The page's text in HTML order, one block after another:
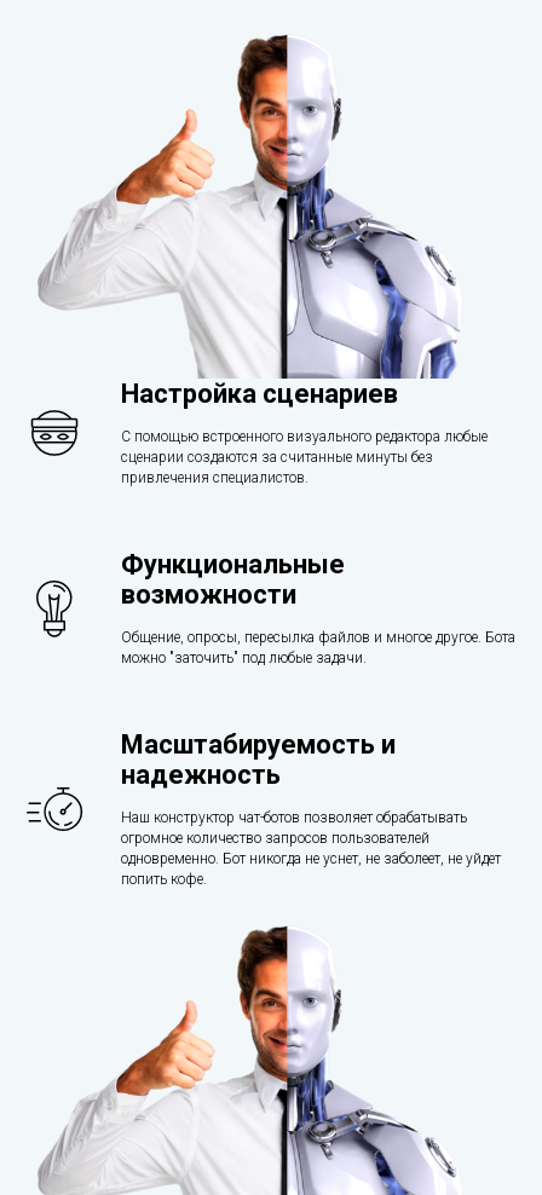
Настройка сценариев
С помощью встроенного визуального редактора любые
сценарии создаются за считанные минуты без
привлечения специалистов.
Функциональные
возможности
Общение, опросы, пересылка файлов и многое другое. Бота
можно "заточить" под любые задачи.
Масштабируемость и
надежность
Наш конструктор чат-ботов позволяет обрабатывать
огромное количество запросов пользователей
одновременно. Бот никогда не уснет, не заболеет, не уйдет
попить кофе.